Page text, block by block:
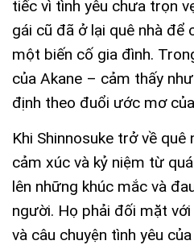
tiếc vì tình yêu chưa trọn
gái cũ đã ở lại quê nhà để
một biến cố gia đình.
của Akane – cảm thấy
định theo đuổi ước mơ
Khi Shinnosuke trở về quê
cảm xúc và kỷ niệm từ
lên những khúc mắc và
người. Họ phải đối mặt
và câu chuyện tình yêu